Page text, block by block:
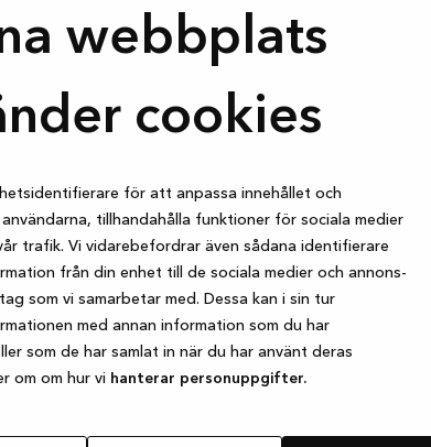
webbplats
cookies
för att anpassa innehållet och
tillhandahålla funktioner för sociala medier
trafik. Vi vidarebefordrar även sådana identifierare
från din enhet till de sociala medier och annons-
som vi samarbetar med. Dessa kan i sin tur
med annan information som du har
som de har samlat in när du har använt deras
om om hur vi hanterar personuppgifter.
has occurred while loadingwww.kvik.se (see the